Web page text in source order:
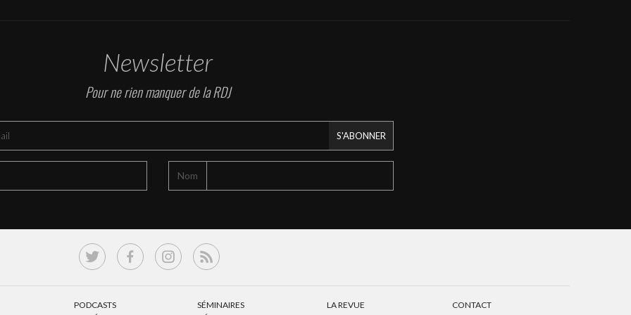
Newsletter
Pour ne rien manquer de la RDJ
S'ABONNER
Nom
PODCASTS
SÉMINAIRES
LA REVUE
CONTACT